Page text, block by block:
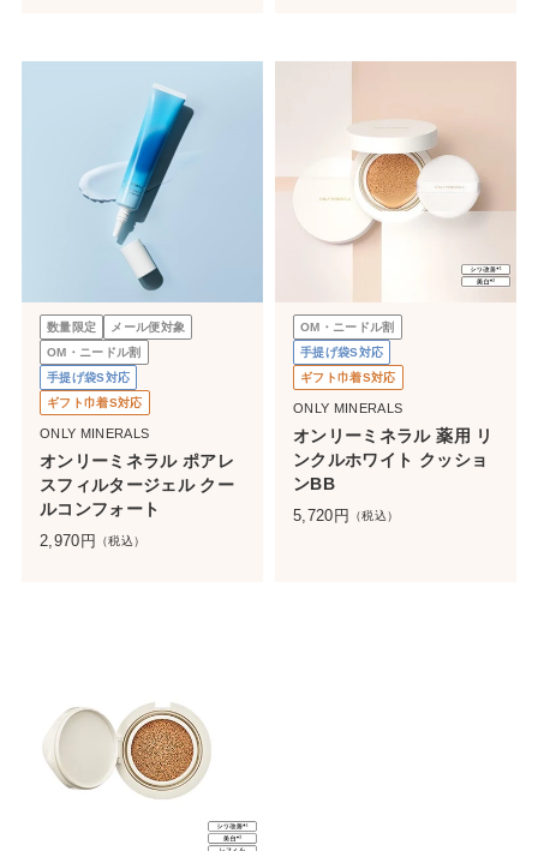
数量限定
メール便対象
OM・ニードル割
手提げ袋S対応
ギフト巾着S対応
ONLY MINERALS
オンリーミネラル ポアレ
スフィルタージェル クー
ルコンフォート
2,970 円 （税込）
OM・ニードル割
手提げ袋S対応
ギフト巾着S対応
ONLY MINERALS
オンリーミネラル 薬用 リ
ンクルホワイト クッショ
ンBB
5,720 円 （税込）